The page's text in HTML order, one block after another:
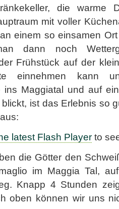
die warme
mit voller
einem so einsamen
dann noch
Frühstück auf der
einnehmen kann
ins Maggiatal und auf
ist das Erlebnis so
latest Flash Playerto
die Götter den
im Maggia Tal,
Knapp 4 Stunden
oben können wir uns